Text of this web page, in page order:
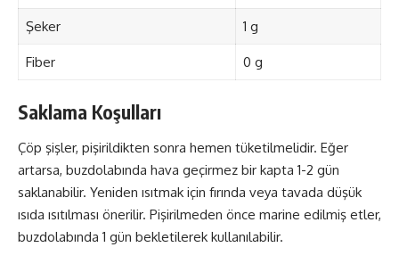
Şeker 1 g
Fiber 0 g
Saklama Koşulları
Çöp şişler, pişirildikten sonra hemen tüketilmelidir. Eğer
artarsa, buzdolabında hava geçirmez bir kapta 1-2 gün
saklanabilir. Yeniden ısıtmak için fırında veya tavada düşük
ısıda ısıtılması önerilir. Pişirilmeden önce marine edilmiş etler,
buzdolabında 1 gün bekletilerek kullanılabilir.